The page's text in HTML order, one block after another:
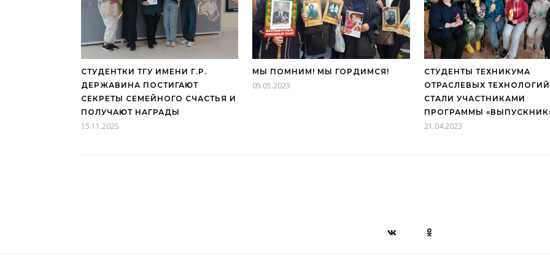
СТУДЕНТКИ ТГУ ИМЕНИ Г.Р.
ДЕРЖАВИНА ПОСТИГАЮТ
СЕКРЕТЫ СЕМЕЙНОГО СЧАСТЬЯ И
ПОЛУЧАЮТ НАГРАДЫ
15.11.2025
МЫ ПОМНИМ! МЫ ГОРДИМСЯ!
05.05.2023
СТУДЕНТЫ ТЕХНИКУМА
ОТРАСЛЕВЫХ ТЕХНОЛОГИЙ
СТАЛИ УЧАСТНИКАМИ
ПРОГРАММЫ
21.04.2023